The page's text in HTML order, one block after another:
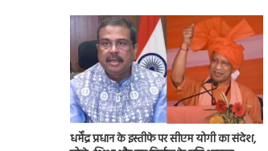
धर्मेंद्र प्रधान के इस्तीफे पर सीएम योगी का संदेश,